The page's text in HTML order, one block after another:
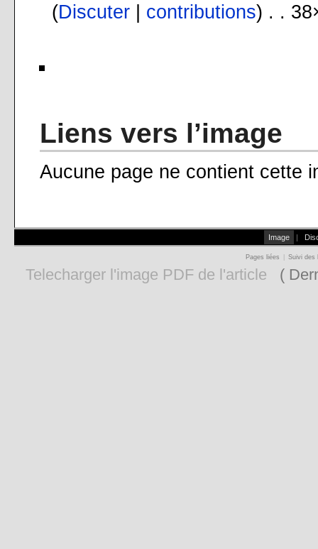
(Discuter| contributions) . .
Liens vers l’image
Aucune page ne contient cette
Image |
Pages liées Suivi des
Telecharger l'image PDF de l'article (